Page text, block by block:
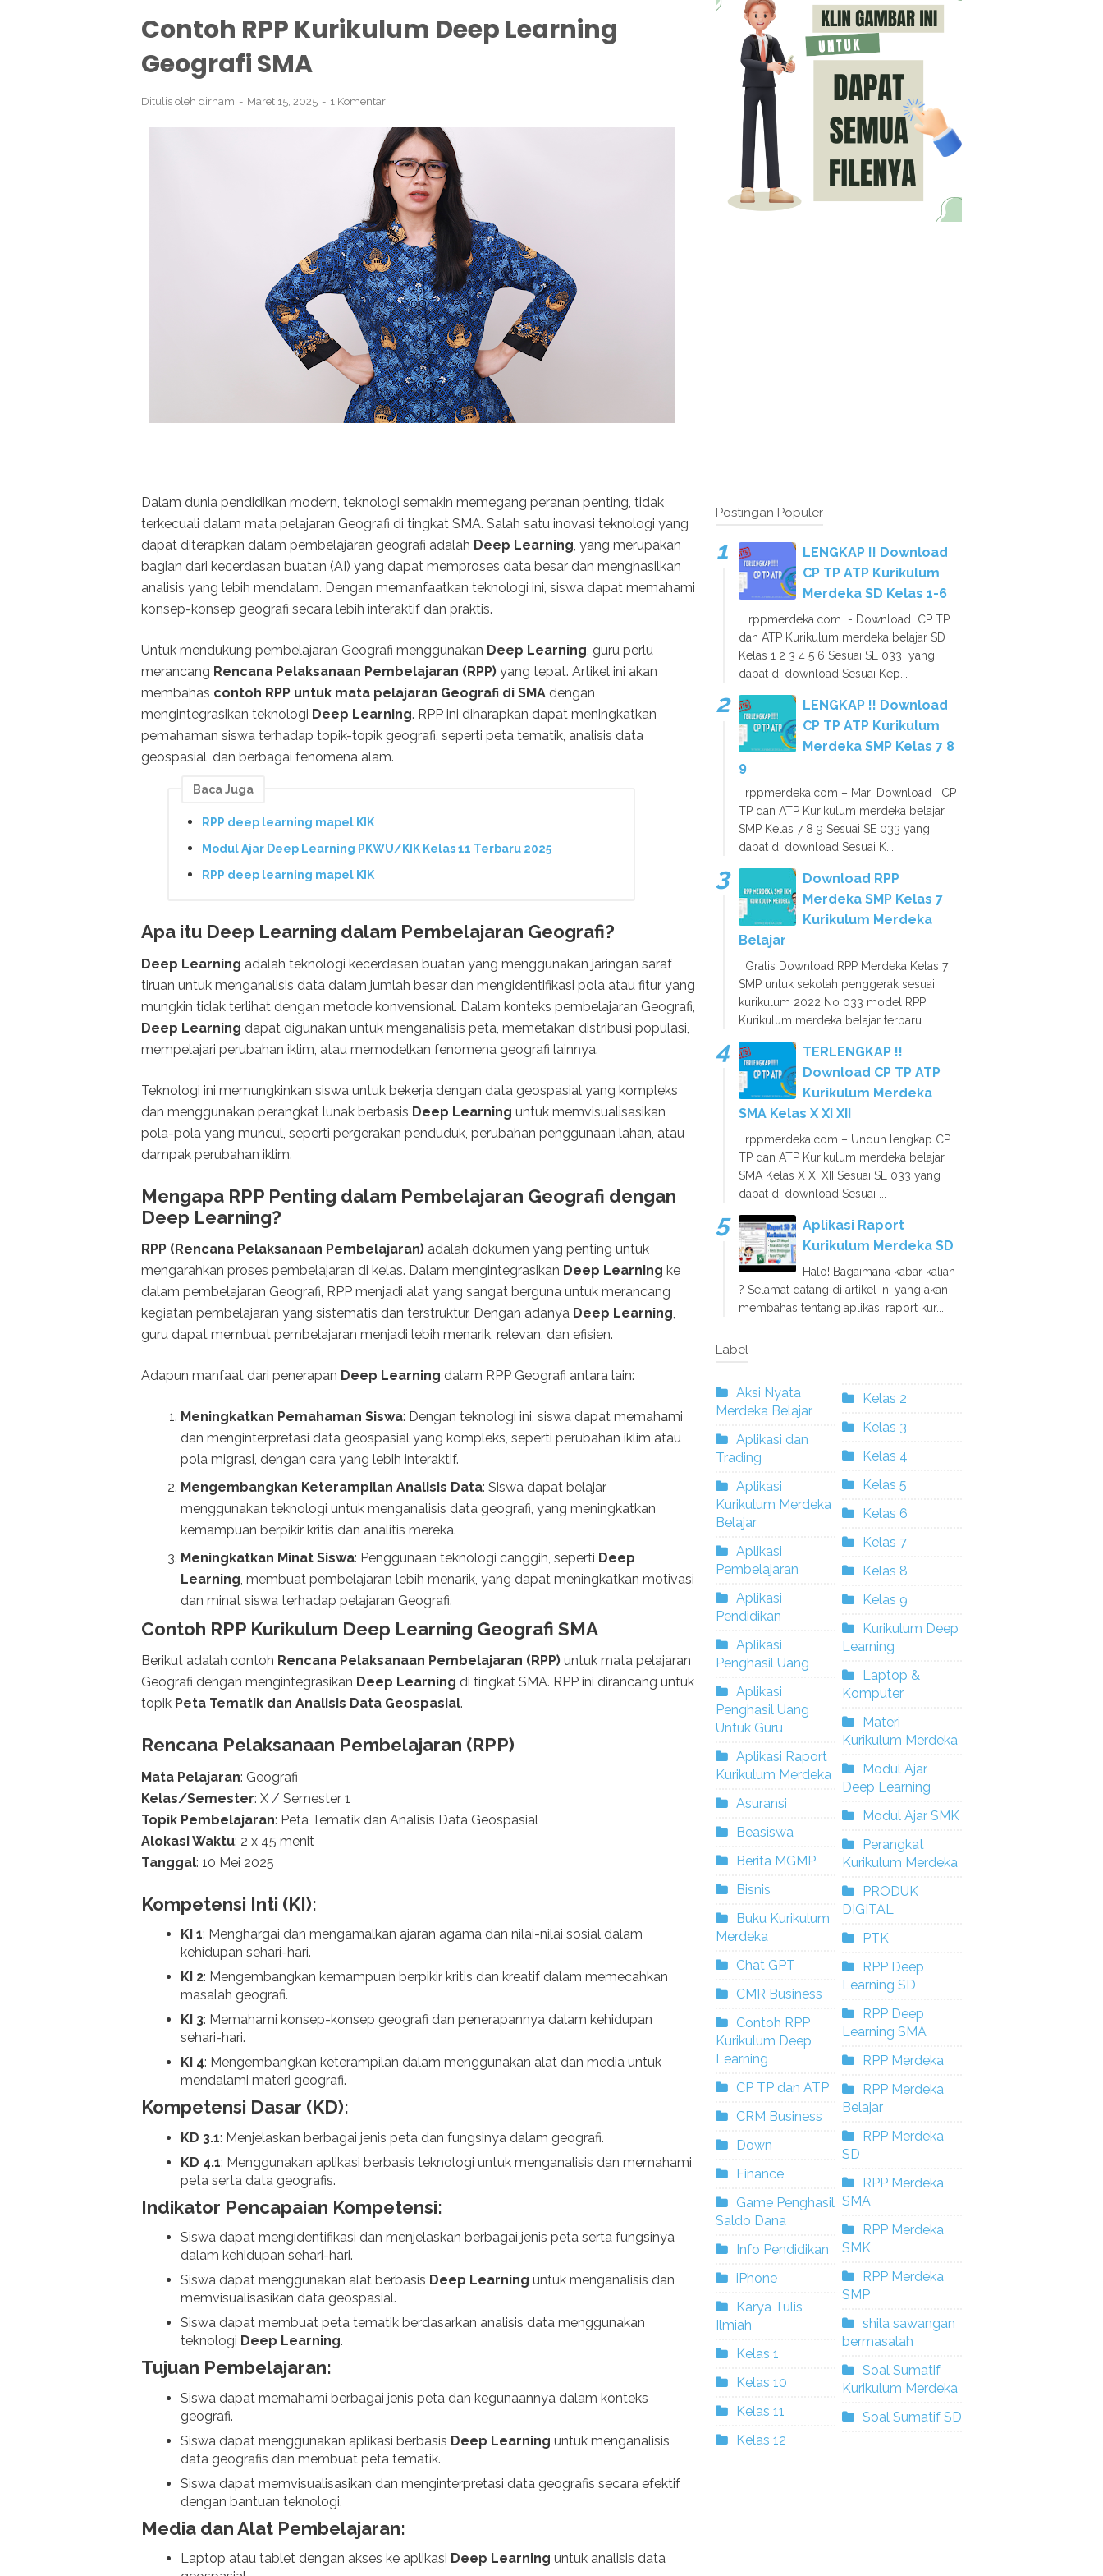
Contoh RPP Kurikulum Deep Learning
Geografi SMA
Ditulis oleh dirham Maret 15, 2025 1 Komentar
Dalam dunia pendidikan modern, teknologi semakin memegang peranan penting, tidak
terkecuali dalam mata pelajaran Geografi di tingkat SMA. Salah satu inovasi teknologi yang
dapat diterapkan dalam pembelajaran geografi adalah Deep Learning , yang merupakan
bagian dari kecerdasan buatan (AI) yang dapat memproses data besar dan menghasilkan
analisis yang lebih mendalam. Dengan memanfaatkan teknologi ini, siswa dapat memahami
konsep-konsep geografi secara lebih interaktif dan praktis.
Untuk mendukung pembelajaran Geografi menggunakan Deep Learning , guru perlu
merancang Rencana Pelaksanaan Pembelajaran (RPP) yang tepat. Artikel ini akan
membahas contoh RPP untuk mata pelajaran Geografi di SMA dengan
mengintegrasikan teknologi Deep Learning. RPP ini diharapkan dapat meningkatkan
pemahaman siswa terhadap topik-topik geografi, seperti peta tematik, analisis data
geospasial, dan berbagai fenomena alam.
Baca Juga
RPP deep learning mapel KIK
Modul Ajar Deep Learning PKWU/KIK Kelas 11 Terbaru 2025
RPP deep learning mapel KIK
Apa itu Deep Learning dalam Pembelajaran Geografi?
Deep Learning adalah teknologi kecerdasan buatan yang menggunakan jaringan saraf
tiruan untuk menganalisis data dalam jumlah besar dan mengidentifikasi pola atau fitur yang
mungkin tidak terlihat dengan metode konvensional. Dalam konteks pembelajaran Geografi,
Deep Learning dapat digunakan untuk menganalisis peta, memetakan distribusi populasi,
mempelajari perubahan iklim, atau memodelkan fenomena geografi lainnya.
Teknologi ini memungkinkan siswa untuk bekerja dengan data geospasial yang kompleks
dan menggunakan perangkat lunak berbasis Deep Learning untuk memvisualisasikan
pola-pola yang muncul, seperti pergerakan penduduk, perubahan penggunaan lahan, atau
dampak perubahan iklim.
Mengapa RPP Penting dalam Pembelajaran Geografi dengan
Deep Learning?
RPP (Rencana Pelaksanaan Pembelajaran) adalah dokumen yang penting untuk
mengarahkan proses pembelajaran di kelas. Dalam mengintegrasikan Deep Learning ke
dalam pembelajaran Geografi, RPP menjadi alat yang sangat berguna untuk merancang
kegiatan pembelajaran yang sistematis dan terstruktur. Dengan adanya Deep Learning,
guru dapat membuat pembelajaran menjadi lebih menarik, relevan, dan efisien.
Adapun manfaat dari penerapan Deep Learning dalam RPP Geografi antara lain:
Meningkatkan Pemahaman Siswa: Dengan teknologi ini, siswa dapat memahami
dan menginterpretasi data geospasial yang kompleks, seperti perubahan iklim atau
pola migrasi, dengan cara yang lebih interaktif.
Mengembangkan Keterampilan Analisis Data: Siswa dapat belajar
menggunakan teknologi untuk menganalisis data geografi, yang meningkatkan
kemampuan berpikir kritis dan analitis mereka.
Meningkatkan Minat Siswa: Penggunaan teknologi canggih, seperti Deep
Learning, membuat pembelajaran lebih menarik, yang dapat meningkatkan motivasi
dan minat siswa terhadap pelajaran Geografi.
Contoh RPP Kurikulum Deep Learning Geografi SMA
Berikut adalah contoh Rencana Pelaksanaan Pembelajaran (RPP) untuk mata pelajaran
Geografi dengan mengintegrasikan Deep Learning di tingkat SMA. RPP ini dirancang untuk
topik Peta Tematik dan Analisis Data Geospasial.
Rencana Pelaksanaan Pembelajaran (RPP)
Mata Pelajaran: Geografi
Kelas/Semester: X / Semester 1
Topik Pembelajaran: Peta Tematik dan Analisis Data Geospasial
Alokasi Waktu: 2 x 45 menit
Tanggal: 10 Mei 2025
Kompetensi Inti (KI):
KI 1: Menghargai dan mengamalkan ajaran agama dan nilai-nilai sosial dalam
kehidupan sehari-hari.
KI 2: Mengembangkan kemampuan berpikir kritis dan kreatif dalam memecahkan
masalah geografi.
KI 3: Memahami konsep-konsep geografi dan penerapannya dalam kehidupan
sehari-hari.
KI 4: Mengembangkan keterampilan dalam menggunakan alat dan media untuk
mendalami materi geografi.
Kompetensi Dasar (KD):
KD 3.1: Menjelaskan berbagai jenis peta dan fungsinya dalam geografi.
KD 4.1: Menggunakan aplikasi berbasis teknologi untuk menganalisis dan memahami
peta serta data geografis.
Indikator Pencapaian Kompetensi:
Siswa dapat mengidentifikasi dan menjelaskan berbagai jenis peta serta fungsinya
dalam kehidupan sehari-hari.
Siswa dapat menggunakan alat berbasis Deep Learning untuk menganalisis dan
memvisualisasikan data geospasial.
Siswa dapat membuat peta tematik berdasarkan analisis data menggunakan
teknologi Deep Learning.
Tujuan Pembelajaran:
Siswa dapat memahami berbagai jenis peta dan kegunaannya dalam konteks
geografi.
Siswa dapat menggunakan aplikasi berbasis Deep Learning untuk menganalisis
data geografis dan membuat peta tematik.
Siswa dapat memvisualisasikan dan menginterpretasi data geografis secara efektif
dengan bantuan teknologi.
Media dan Alat Pembelajaran:
Laptop atau tablet dengan akses ke aplikasi Deep Learning untuk analisis data
Postingan Populer
LENGKAP !! Download
CP TP ATP Kurikulum
Merdeka SD Kelas 1-6
rppmerdeka.com - Download CP TP
dan ATP Kurikulum merdeka belajar SD
Kelas 1 2 3 4 5 6 Sesuai SE 033 yang
dapat di download Sesuai Kep...
LENGKAP !! Download
CP TP ATP Kurikulum
Merdeka SMP Kelas 7 8
9
rppmerdeka.com – Mari Download CP
TP dan ATP Kurikulum merdeka belajar
SMP Kelas 7 8 9 Sesuai SE 033 yang
dapat di download Sesuai K...
Download RPP
Merdeka SMP Kelas 7
Kurikulum Merdeka
Belajar
Gratis Download RPP Merdeka Kelas 7
SMP untuk sekolah penggerak sesuai
kurikulum 2022 No 033 model RPP
Kurikulum merdeka belajar terbaru...
TERLENGKAP !!
Download CP TP ATP
Kurikulum Merdeka
SMA Kelas X XI XII
rppmerdeka.com – Unduh lengkap CP
TP dan ATP Kurikulum merdeka belajar
SMA Kelas X XI XII Sesuai SE 033 yang
dapat di download Sesuai ...
Aplikasi Raport
Kurikulum Merdeka SD
Halo! Bagaimana kabar kalian
? Selamat datang di artikel ini yang akan
membahas tentang aplikasi raport kur...
Label
Aksi Nyata
Merdeka Belajar
Aplikasi dan
Trading
Aplikasi
Kurikulum Merdeka
Belajar
Aplikasi
Pembelajaran
Aplikasi
Pendidikan
Aplikasi
Penghasil Uang
Aplikasi
Penghasil Uang
Untuk Guru
Aplikasi Raport
Kurikulum Merdeka
Asuransi
Beasiswa
Berita MGMP
Bisnis
Buku Kurikulum
Merdeka
Chat GPT
CMR Business
Contoh RPP
Kurikulum Deep
Learning
CP TP dan ATP
CRM Business
Down
Finance
Game Penghasil
Saldo Dana
Info Pendidikan
iPhone
Karya Tulis
Ilmiah
Kelas 1
Kelas 10
Kelas 11
Kelas 12
Kelas 2
Kelas 3
Kelas 4
Kelas 5
Kelas 6
Kelas 7
Kelas 8
Kelas 9
Kurikulum Deep
Learning
Laptop &
Komputer
Materi
Kurikulum Merdeka
Modul Ajar
Deep Learning
Modul Ajar SMK
Perangkat
Kurikulum Merdeka
PRODUK
DIGITAL
PTK
RPP Deep
Learning SD
RPP Deep
Learning SMA
RPP Merdeka
RPP Merdeka
Belajar
RPP Merdeka
SD
RPP Merdeka
SMA
RPP Merdeka
SMK
RPP Merdeka
SMP
shila sawangan
bermasalah
Soal Sumatif
Kurikulum Merdeka
Soal Sumatif SD